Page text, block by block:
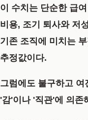
이 수치는 단순한 급
비용, 조기 퇴사와 저
기존 조직에 미치는
추정값이다.
그럼에도 불구하고 여
'감'이나 '직관'에 의존